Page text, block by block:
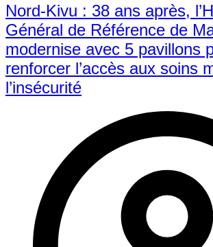
Nord-Kivu : 38 ans après,
Général de Référence de
modernise avec 5 pavillons
renforcer l’accès aux soins
l’insécurité